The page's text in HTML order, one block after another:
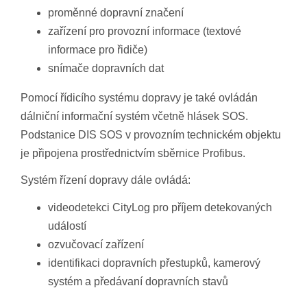
proměnné dopravní značení
zařízení pro provozní informace (textové
informace pro řidiče)
snímače dopravních dat
Pomocí řídicího systému dopravy je také ovládán
dálniční informační systém včetně hlásek SOS.
Podstanice DIS SOS v provozním technickém objektu
je připojena prostřednictvím sběrnice Profibus.
Systém řízení dopravy dále ovládá:
videodetekci CityLog pro příjem detekovaných
událostí
ozvučovací zařízení
identifikaci dopravních přestupků, kamerový
systém a předávaní dopravních stavů